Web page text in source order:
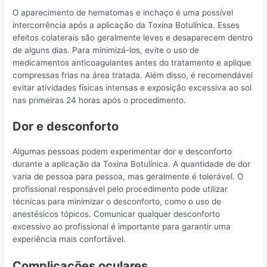
O aparecimento de hematomas e inchaço é uma possível
intercorrência após a aplicação da Toxina Botulínica. Esses
efeitos colaterais são geralmente leves e desaparecem dentro
de alguns dias. Para minimizá-los, evite o uso de
medicamentos anticoagulantes antes do tratamento e aplique
compressas frias na área tratada. Além disso, é recomendável
evitar atividades físicas intensas e exposição excessiva ao sol
nas primeiras 24 horas após o procedimento.
Dor e desconforto
Algumas pessoas podem experimentar dor e desconforto
durante a aplicação da Toxina Botulínica. A quantidade de dor
varia de pessoa para pessoa, mas geralmente é tolerável. O
profissional responsável pelo procedimento pode utilizar
técnicas para minimizar o desconforto, como o uso de
anestésicos tópicos. Comunicar qualquer desconforto
excessivo ao profissional é importante para garantir uma
experiência mais confortável.